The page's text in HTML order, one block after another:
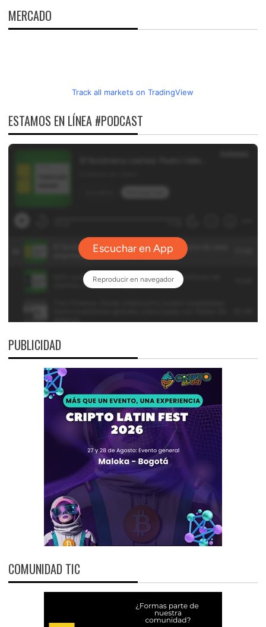
MERCADO
Track all markets on TradingView
ESTAMOS EN LÍNEA #PODCAST
PUBLICIDAD
COMUNIDAD TIC